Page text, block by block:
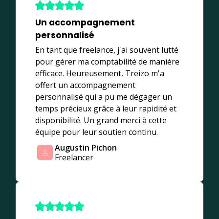
Un accompagnement
personnalisé
En tant que freelance, j'ai souvent lutté
pour gérer ma comptabilité de manière
efficace. Heureusement, Treizo m'a
offert un accompagnement
personnalisé qui a pu me dégager un
temps précieux grâce à leur rapidité et
disponibilité. Un grand merci à cette
équipe pour leur soutien continu.
Augustin Pichon
Freelancer